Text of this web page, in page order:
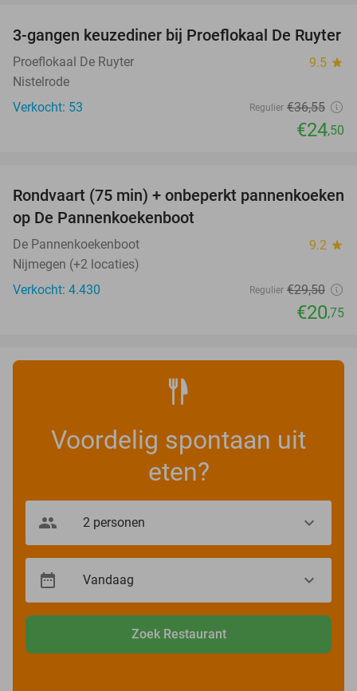
33%
3-gangen keuzediner bij Proeflokaal De Ruyter
Proeflokaal De Ruyter 9.5 star
Nistelrode
Verkocht: 53
Regulier €36,55
€24,50
30%
Rondvaart (75 min) + onbeperkt pannenkoeken
op De Pannenkoekenboot
De Pannenkoekenboot 9.2 star
Nijmegen (+2 locaties)
Verkocht: 4.430
Regulier €29,50
€20,75
Voordelig spontaan uit
eten?
Zoek Restaurant